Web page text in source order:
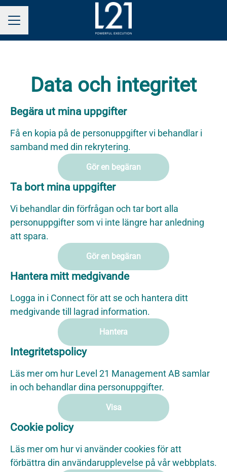
KARRIÄRMENY
Data och integritet
Begära ut mina uppgifter
Få en kopia på de personuppgifter vi behandlar i
samband med din rekrytering.
Gör en begäran
Ta bort mina uppgifter
Vi behandlar din förfrågan och tar bort alla
personuppgifter som vi inte längre har anledning
att spara.
Gör en begäran
Hantera mitt medgivande
Logga in i Connect för att se och hantera ditt
medgivande till lagrad information.
Hantera
Integritetspolicy
Läs mer om hur Level 21 Management AB samlar
in och behandlar dina personuppgifter.
Visa
Cookie policy
Läs mer om hur vi använder cookies för att
förbättra din användarupplevelse på vår webbplats.